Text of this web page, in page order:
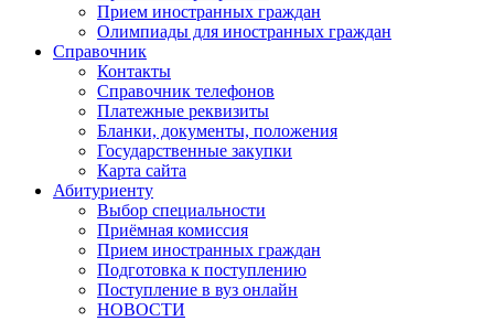
Прием иностранных граждан
Олимпиады для иностранных граждан
Справочник
Контакты
Справочник телефонов
Платежные реквизиты
Бланки, документы, положения
Государственные закупки
Карта сайта
Абитуриенту
Выбор специальности
Приёмная комиссия
Прием иностранных граждан
Подготовка к поступлению
Поступление в вуз онлайн
НОВОСТИ